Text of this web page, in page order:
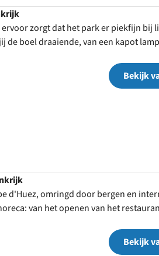
zorgt dat het park er piekfijn bij
de boel draaiende, van een kapot
Bekijk
d'Huez, omringd door bergen en
van het openen van het
Bekijk